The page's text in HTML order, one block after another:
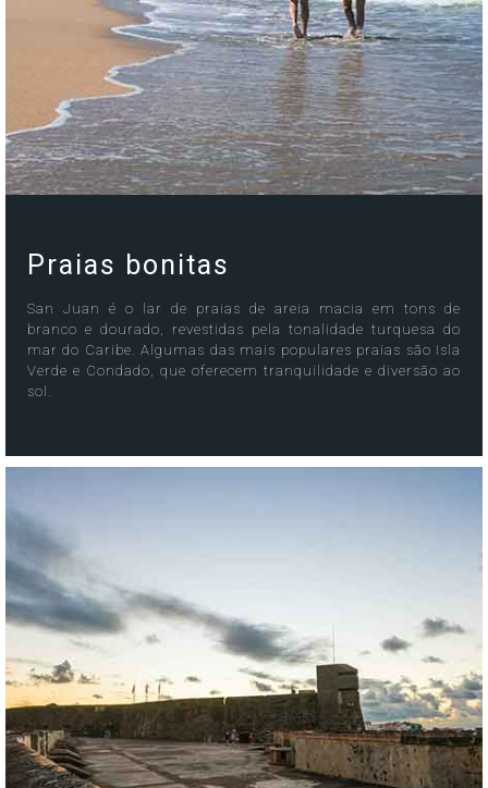
Praias bonitas
San Juan é o lar de praias de areia macia em tons de
branco e dourado, revestidas pela tonalidade turquesa do
mar do Caribe. Algumas das mais populares praias são Isla
Verde e Condado, que oferecem tranquilidade e diversão ao
sol.